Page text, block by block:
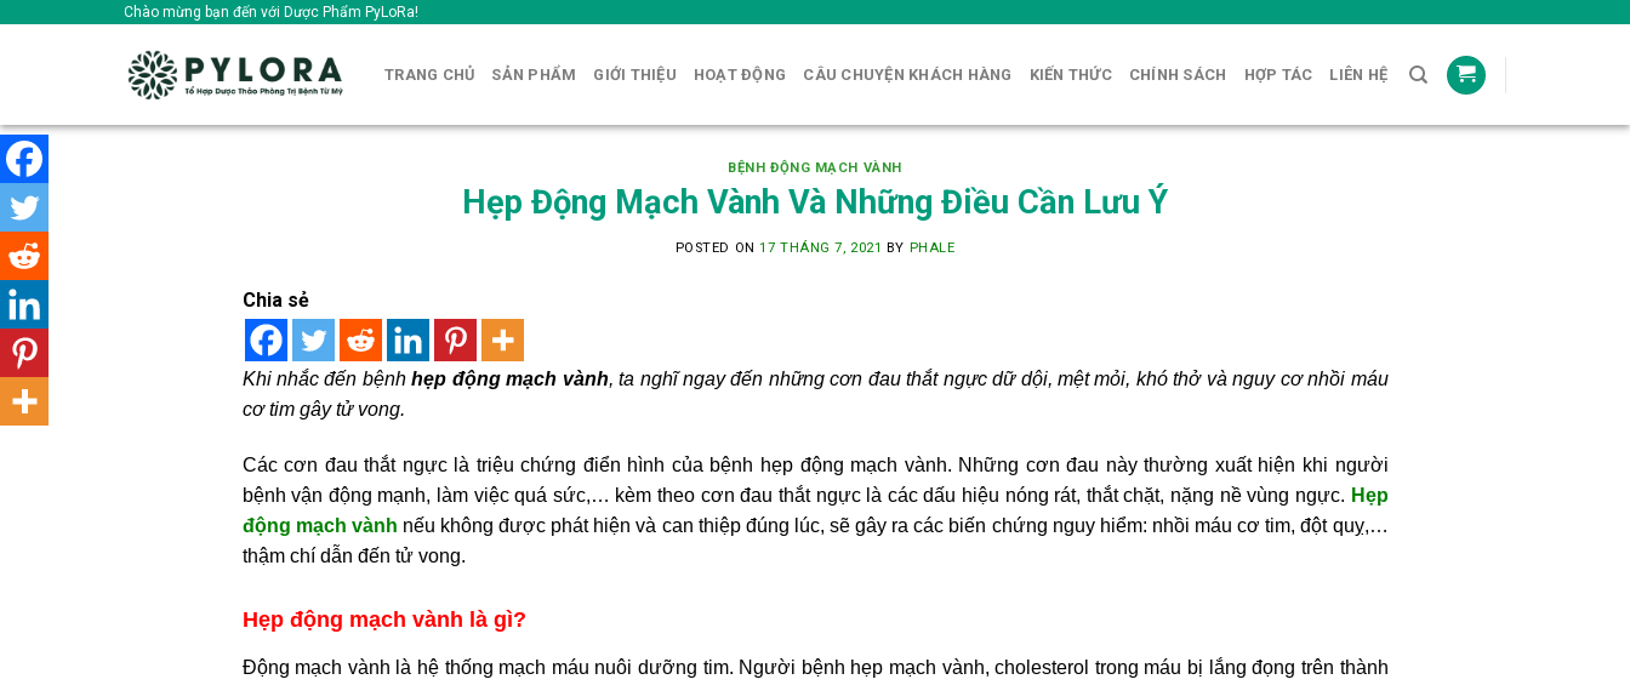
Chào mừng bạn đến với Dược Phẩm PyLoRa!
TRANG CHỦ SẢN PHẨM GIỚI THIỆU HOẠT ĐỘNG CÂU CHUYỆN KHÁCH HÀNG KIẾN THỨC CHÍNH SÁCH HỢP TÁC LIÊN HỆ
BỆNH ĐỘNG MẠCH VÀNH
Hẹp Động Mạch Vành Và Những Điều Cần Lưu Ý
POSTED ON17 THÁNG 7, 2021 BY PHALE
Chia sẻ
Khi nhắc đến bệnhhẹp động mạch vành, ta nghĩ ngay đến những cơn đau thắt ngực dữ dội, mệt mỏi, khó thở và nguy cơ nhồi máu
cơ tim gây tử vong.
Các cơn đau thắt ngực là triệu chứng điển hình của bệnh hẹp động mạch vành. Những cơn đau này thường xuất hiện khi người
bệnh vận động mạnh, làm việc quá sức,… kèm theo cơn đau thắt ngực là các dấu hiệu nóng rát, thắt chặt, nặng nề vùng ngực. Hẹp
động mạch vành nếu không được phát hiện và can thiệp đúng lúc, sẽ gây ra các biến chứng nguy hiểm: nhồi máu cơ tim, đột quỵ,…
thậm chí dẫn đến tử vong.
Hẹp động mạch vành là gì?
Động mạch vành là hệ thống mạch máu nuôi dưỡng tim. Người bệnh hẹp mạch vành, cholesterol trong máu bị lắng đọng trên thành